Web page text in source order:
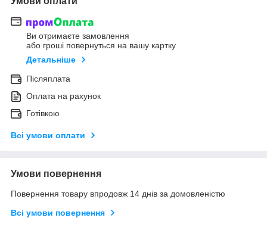
Ви отримаєте замовлення
або гроші повернуться на вашу картку
Детальніше
Післяплата
Оплата на рахунок
Готівкою
Всі умови оплати
Умови повернення
Повернення товару впродовж 14 днів за домовленістю
Всі умови повернення